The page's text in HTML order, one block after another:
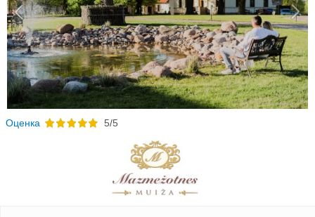
Previous
Oценка 5/5